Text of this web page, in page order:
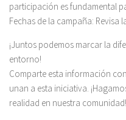
participación es fundamental
Fechas de la campaña: Revisa
¡Juntos podemos marcar la
entorno!
Comparte esta información
unan a esta iniciativa.
realidad en nuestra comunidad!